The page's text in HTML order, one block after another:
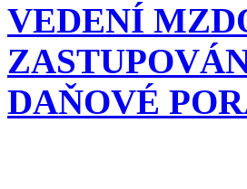
VEDENÍ
DAŇOVÉ